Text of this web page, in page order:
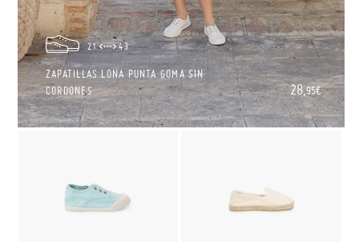
21 43
ZAPATILLAS LONA PUNTA GOMA SIN
CORDONES
28,95€